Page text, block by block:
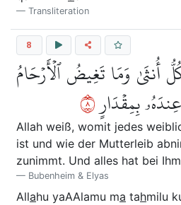
Transliteration
8
أُنثَىٰ وَمَا تَغِيضُ ٱلۡأَرۡحَامُ
بِمِقۡدَارٍ٨
Allah weiß, womit jedes
ist und wie der Mutterleib
zunimmt. Und alles hat bei
Bubenheim & Elyas
Allahu yaAAlamu ma tahmilu